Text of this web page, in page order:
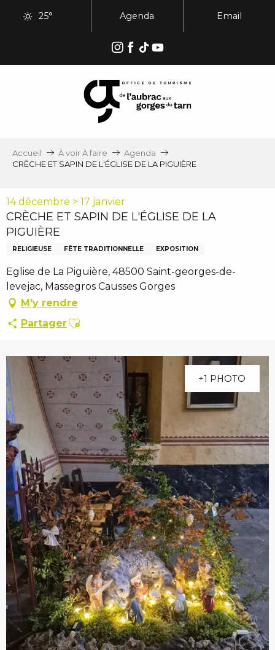
25° Agenda Email
Accueil À voir À faire
Agenda
CRÈCHE ET SAPIN DE L'ÉGLISE DE LA PIGUIÈRE
14 décembre > 17 janvier
CRÈCHE ET SAPIN DE L'ÉGLISE DE LA
PIGUIÈRE
RELIGIEUSE FÊTE TRADITIONNELLE EXPOSITION
Eglise de La Piguière, 48500 Saint-georges-de-
levejac, Massegros Causses Gorges
M'y rendre
PartagerAjouter aux favoris
+1 PHOTO